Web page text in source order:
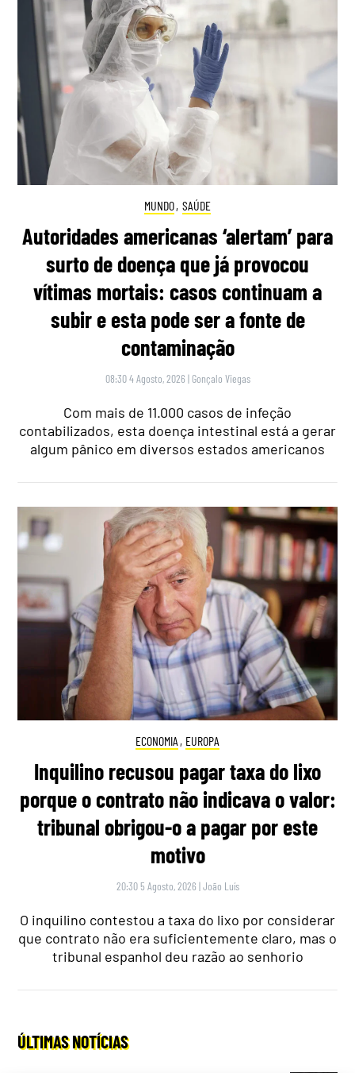
MUNDO, SAÚDE
Autoridades americanas ‘alertam’ para
surto de doença que já provocou
vítimas mortais: casos continuam a
subir e esta pode ser a fonte de
contaminação
08:30 4 Agosto, 2026 | Gonçalo Viegas
Com mais de 11.000 casos de infeção
contabilizados, esta doença intestinal está a gerar
algum pânico em diversos estados americanos
ECONOMIA , EUROPA
Inquilino recusou pagar taxa do lixo
porque o contrato não indicava o valor:
tribunal obrigou-o a pagar por este
motivo
20:30 5 Agosto, 2026 |João Luís
O inquilino contestou a taxa do lixo por considerar
que contrato não era suficientemente claro, mas o
tribunal espanhol deu razão ao senhorio
ÚLTIMAS NOTÍCIAS